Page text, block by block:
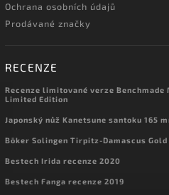
Ochrana osobních údajů
Prodávané značky
RECENZE
Recenze limitované verze Benchmade
Limited Edition
Japonský nůž Kanetsune santoku 165
Böker Solingen Tirpitz-Damascus Gold
Bestech Irida recenze 2020
Bestech Fanga recenze 2019